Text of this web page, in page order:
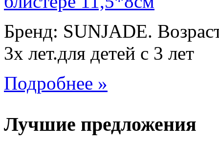
Бренд: SUNJADE.
3х лет.для детей с 3 лет
Подробнее »
Лучшие предложения